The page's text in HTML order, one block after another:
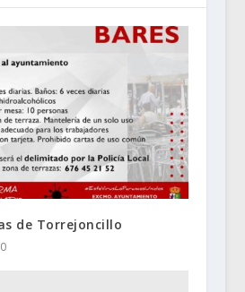
de Torrejoncillo